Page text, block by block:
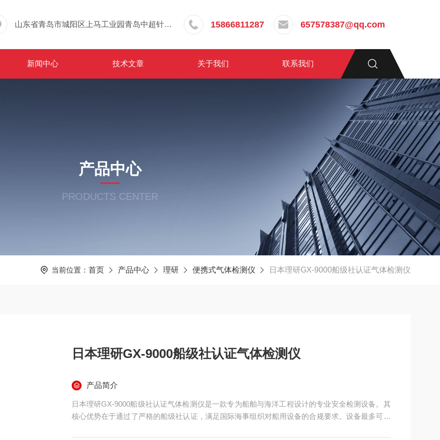
山东省青岛市城阳区上马工业园青岛中超针织有限公司院内东办公楼三层 15866811287 657578387@qq.com
新闻中心 技术文章 关于我们 联系我们
产品中心
PRODUCTS CENTER
当前位置： 首页 产品中心 理研 便携式气体检测仪 日本理研GX-9000船级社认证气体检测仪
日本理研GX-9000船级社认证气体检测仪
产品简介
日本理研GX-9000船级社认证气体检测仪是一款专为船舶与海洋工程设计的专业安全检测设备。其
核心优势在于通过了严格的船级社认证，满足国际海事组织对船用设备的合规要求。设备最多可同